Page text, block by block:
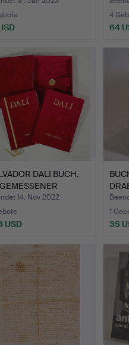
4
64
DALI BUCH.
D…
14. Nov 2022
USD
1
35